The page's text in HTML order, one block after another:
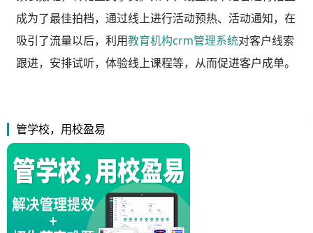
成为了最佳拍档，通过线上进行活动预热、活动通知，在
吸引了流量以后，利用教育机构crm管理系统对客户线索
跟进，安排试听，体验线上课程等，从而促进客户成单。
管学校，用校盈易